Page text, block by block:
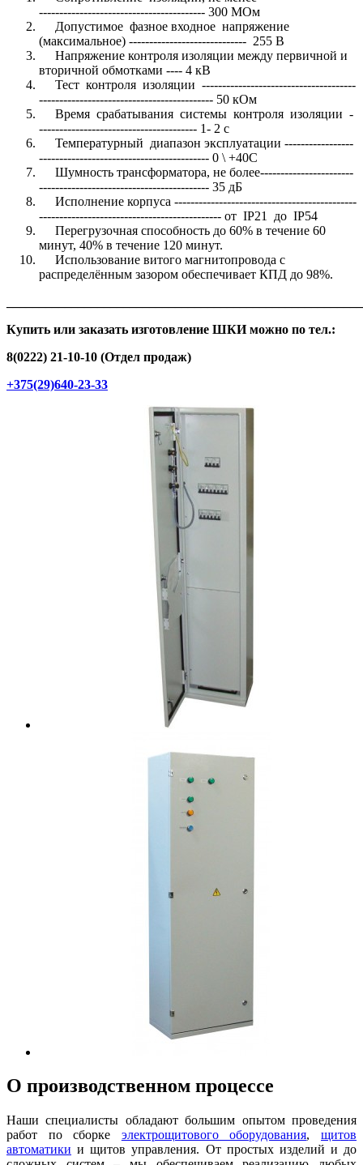
----------------------------------------- 300 МОм
Допустимое фазное входное напряжение
(максимальное) ----------------------------- 255 В
Напряжение контроля изоляции между первичной и
вторичной обмотками ---- 4 кВ
Тест контроля изоляции --------------------------------------
------------------------------------------- 50 кОм
Время срабатывания системы контроля изоляции -
--------------------------------------- 1- 2 с
Температурный диапазон эксплуатации -----------------
------------------------------------------ 0 \ +40С
Шумность трансформатора, не более-----------------------
------------------------------------------ 35 дБ
Исполнение корпуса ---------------------------------------------
--------------------------------------------- от IP21 до IP54
Перегрузочная способность до 60% в течение 60
минут, 40% в течение 120 минут.
Использование витого магнитопровода с
распределённым зазором обеспечивает КПД до 98%.
Купить или заказать изготовление ШКИ можно по тел.:
8(0222) 21-10-10 (Отдел продаж)
+375(29)640-23-33
О производственном процессе
Наши специалисты обладают большим опытом проведения
работ по сборке электрощитового оборудования,щитов
автоматики и щитов управления. От простых изделий и до